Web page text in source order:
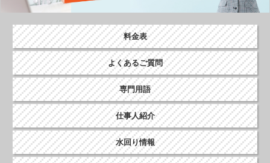
料金表
よくあるご質問
専門用語
仕事人紹介
水回り情報